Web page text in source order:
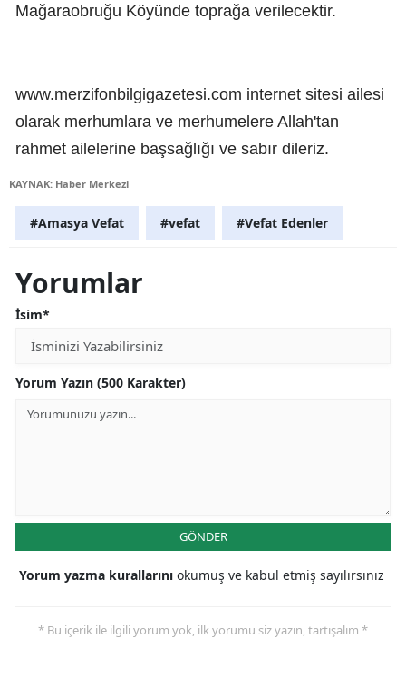
Mağaraobruğu Köyünde toprağa verilecektir.
www.merzifonbilgigazetesi.com internet sitesi ailesi
olarak merhumlara ve merhumelere Allah'tan
rahmet ailelerine başsağlığı ve sabır dileriz.
KAYNAK: Haber Merkezi
#Amasya Vefat #vefat #Vefat Edenler
Yorumlar
İsim*
Yorum Yazın (500 Karakter)
GÖNDER
Yorum yazma kurallarını okumuş ve kabul etmiş sayılırsınız
* Bu içerik ile ilgili yorum yok, ilk yorumu siz yazın, tartışalım *